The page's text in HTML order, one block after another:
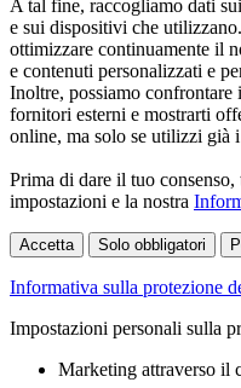
A tal fine, raccogliamo dati
e sui dispositivi che
ottimizzare continuamente il
e contenuti personalizzati e
Inoltre, possiamo
fornitori esterni e mostrarti
online, ma solo se utilizzi già
Prima di dare il tuo
impostazioni e la nostra
Accetta Solo obbligatori
Informativa sulla protezione
Impostazioni personali sulla
Marketing attraverso il